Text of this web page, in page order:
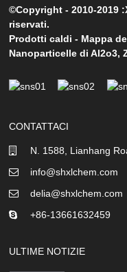
©Copyright - 2010-2019
riservati.
Prodotti caldi - Mappa
Nanoparticelle di Al2o3,
CONTATTACI
N. 1588, Lianhang
info@shxlchem.com
delia@shxlchem.com
+86-13661632459
ULTIME NOTIZIE